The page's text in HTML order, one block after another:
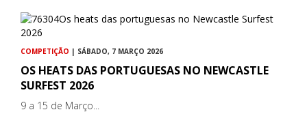
COMPETIÇÃO | SÁBADO, 7 MARÇO 2026
OS HEATS DAS PORTUGUESAS NO NEWCASTLE
SURFEST 2026
9 a 15 de Março...